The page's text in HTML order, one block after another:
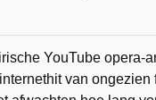
YouTube opera-
van ongezien